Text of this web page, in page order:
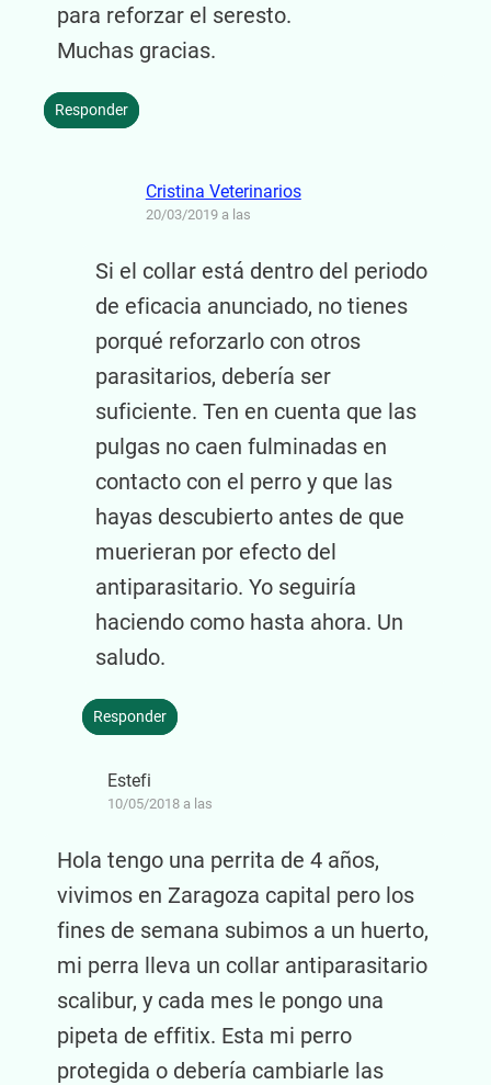
para reforzar el seresto.
Muchas gracias.
Responder
Cristina Veterinarios
20/03/2019 a las
Si el collar está dentro del periodo
de eficacia anunciado, no tienes
porqué reforzarlo con otros
parasitarios, debería ser
suficiente. Ten en cuenta que las
pulgas no caen fulminadas en
contacto con el perro y que las
hayas descubierto antes de que
muerieran por efecto del
antiparasitario. Yo seguiría
haciendo como hasta ahora. Un
saludo.
Responder
Estefi
10/05/2018 a las
Hola tengo una perrita de 4 años,
vivimos en Zaragoza capital pero los
fines de semana subimos a un huerto,
mi perra lleva un collar antiparasitario
scalibur, y cada mes le pongo una
pipeta de effitix. Esta mi perro
protegida o debería cambiarle las